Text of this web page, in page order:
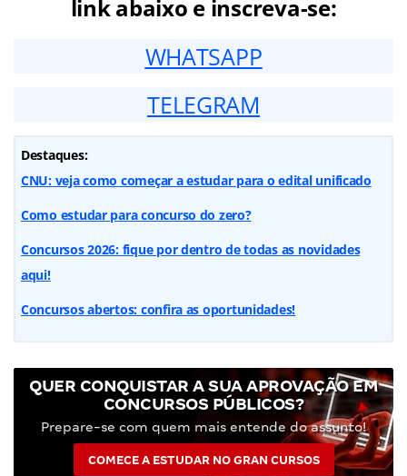
link abaixo e inscreva-se:
WHATSAPP
TELEGRAM
Destaques:
CNU: veja como começar a estudar para o edital unificado
Como estudar para concurso do zero?
Concursos 2026: fique por dentro de todas as novidades
aqui!
Concursos abertos: confira as oportunidades!
QUER CONQUISTAR A SUA APROVAÇÃO EM
CONCURSOS PÚBLICOS?
Prepare-se com quem mais entende do assunto!
COMECE A ESTUDAR NO GRAN CURSOS